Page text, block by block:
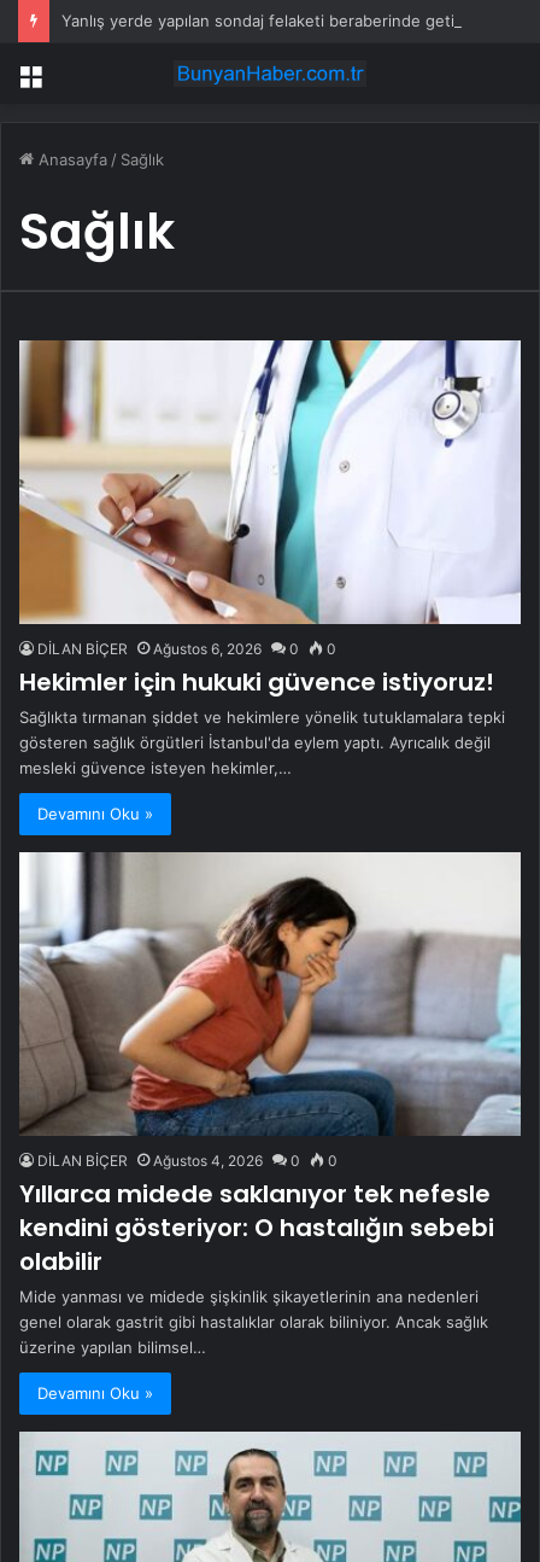
Yanlış yerde yapılan sondaj felaketi beraberinde getirdi
Menü
Anasayfa / Sağlık
Sağlık
DİLAN BİÇER Ağustos 6, 2026 0 0
Hekimler için hukuki güvence istiyoruz!
Sağlıkta tırmanan şiddet ve hekimlere yönelik tutuklamalara tepki
gösteren sağlık örgütleri İstanbul'da eylem yaptı. Ayrıcalık değil
mesleki güvence isteyen hekimler,…
Devamını Oku »
DİLAN BİÇER Ağustos 4, 2026 0 0
Yıllarca midede saklanıyor tek nefesle
kendini gösteriyor: O hastalığın sebebi
olabilir
Mide yanması ve midede şişkinlik şikayetlerinin ana nedenleri
genel olarak gastrit gibi hastalıklar olarak biliniyor. Ancak sağlık
üzerine yapılan bilimsel…
Devamını Oku »